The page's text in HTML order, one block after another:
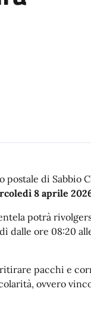
di Sabbio
8 aprile
potrà
dalle ore 08:20
pacchi e
ovvero